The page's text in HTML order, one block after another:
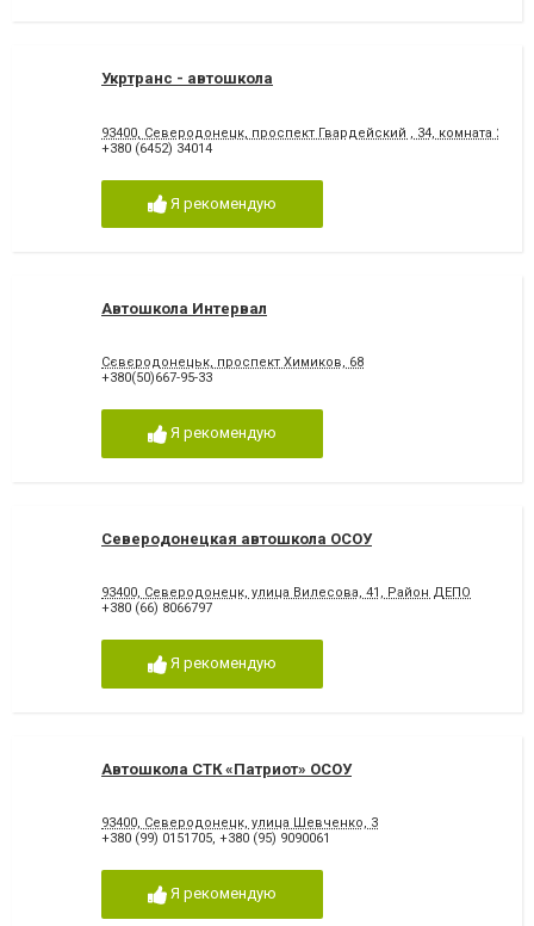
Укртранс - автошкола
93400, Северодонецк, проспект Гвардейский , 34, комната 207
+380 (6452) 34014
Я рекомендую
Автошкола Интервал
Сєвєродонецьк, проспект Химиков, 68
+380(50)667-95-33
Я рекомендую
Северодонецкая автошкола ОСОУ
93400, Северодонецк, улица Вилесова, 41, Район ДЕПО
+380 (66) 8066797
Я рекомендую
Автошкола СТК «Патриот» ОСОУ
93400, Северодонецк, улица Шевченко, 3
+380 (99) 0151705, +380 (95) 9090061
Я рекомендую